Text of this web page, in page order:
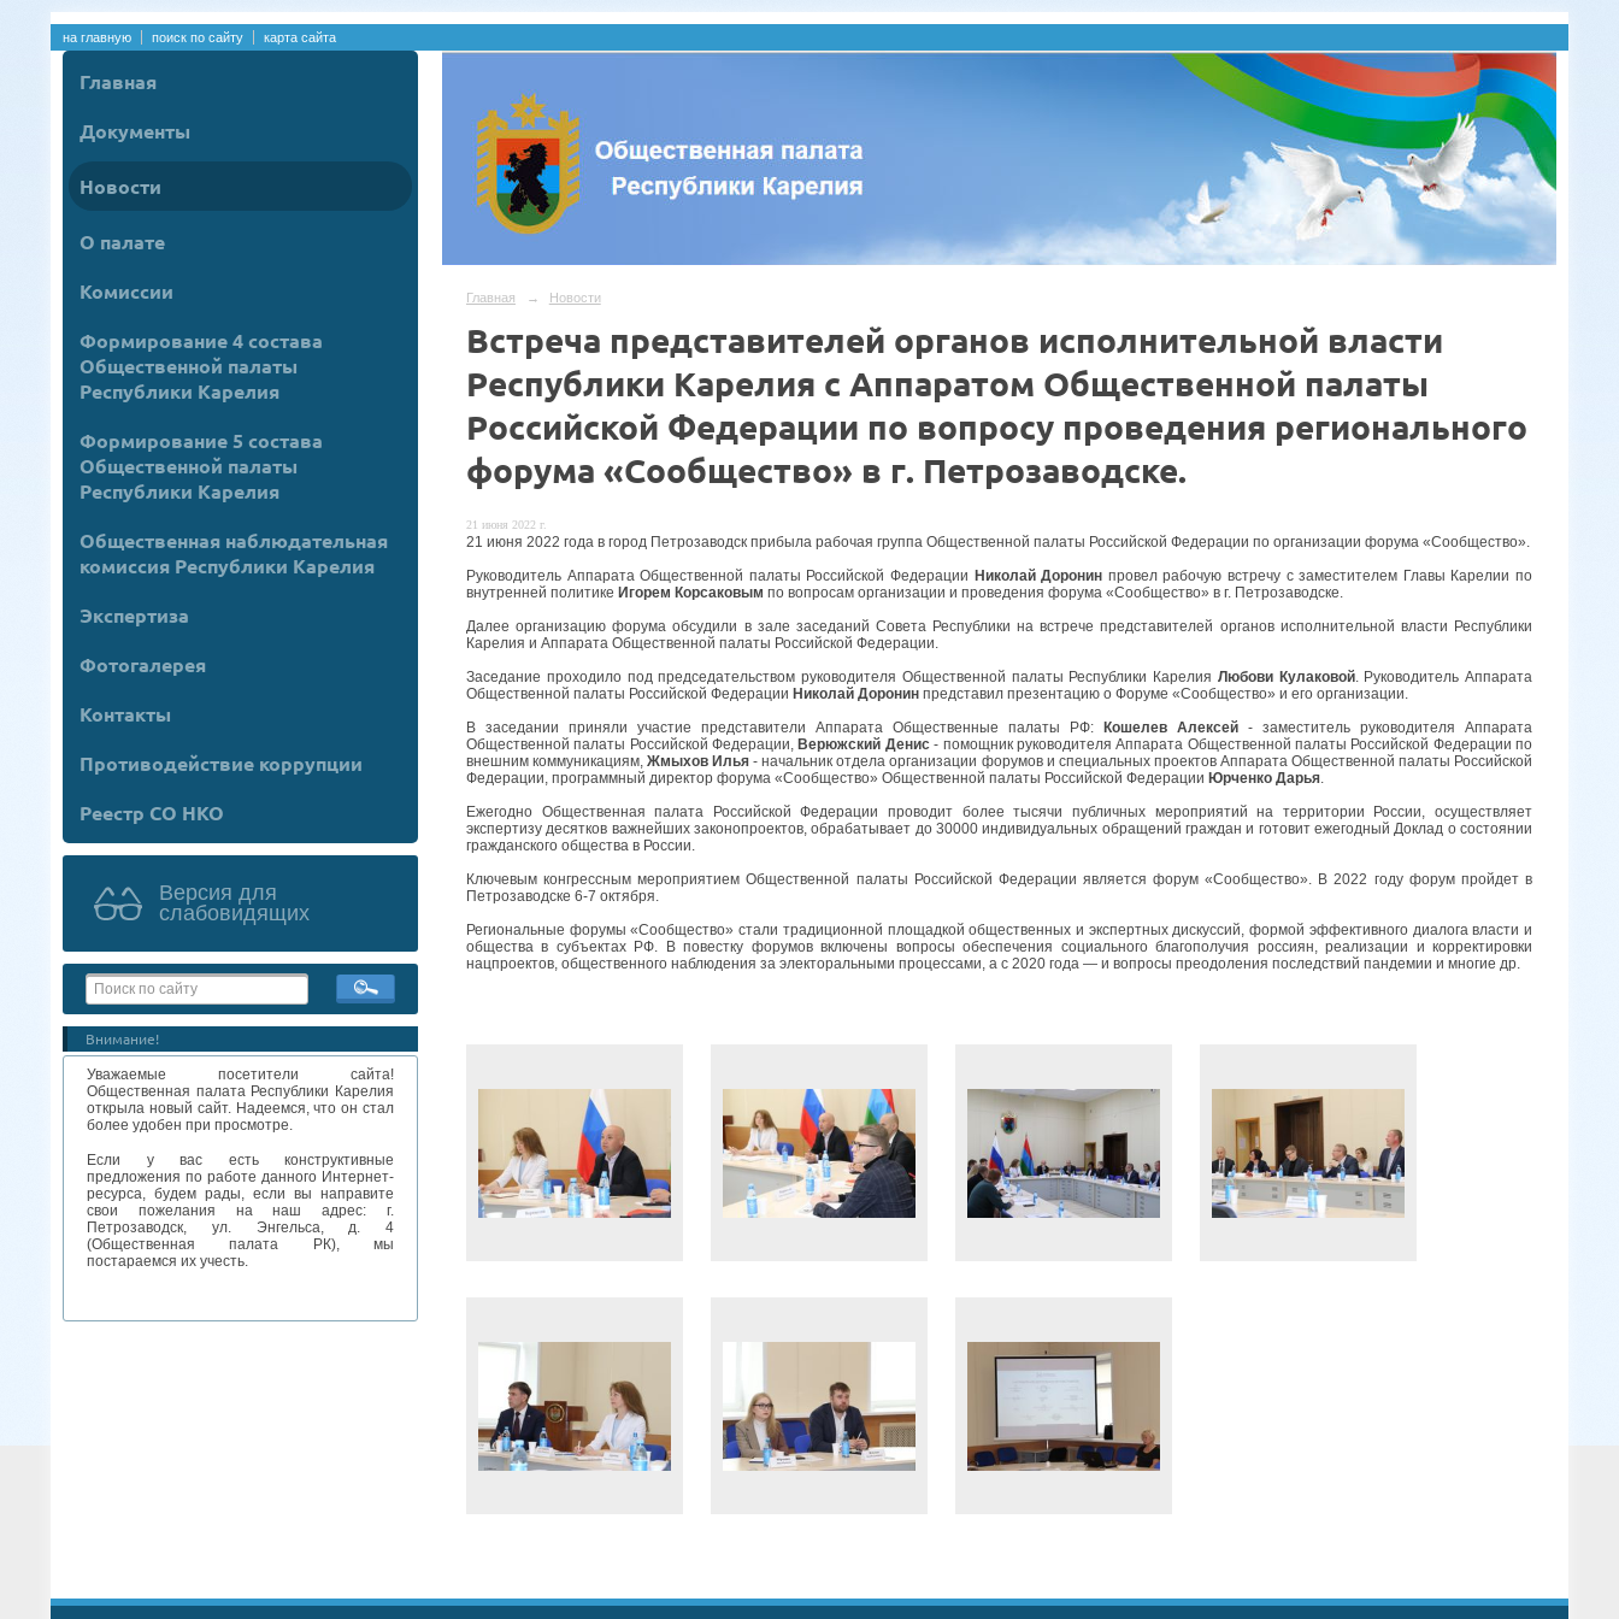
на главную поиск по сайту карта сайта
Главная
Документы
Новости
О палате
Комиссии
Формирование 4 состава
Общественной палаты
Республики Карелия
Формирование 5 состава
Общественной палаты
Республики Карелия
Общественная наблюдательная
комиссия Республики Карелия
Экспертиза
Фотогалерея
Контакты
Противодействие коррупции
Реестр СО НКО
Версия для
слабовидящих
Внимание!
Уважаемые посетители сайта!
Общественная палата Республики Карелия
открыла новый сайт. Надеемся, что он стал
более удобен при просмотре.
Если у вас есть конструктивные
предложения по работе данного Интернет-
ресурса, будем рады, если вы направите
свои пожелания на наш адрес: г.
Петрозаводск, ул. Энгельса, д. 4
(Общественная палата РК), мы
постараемся их учесть.
Главная → Новости
Встреча представителей органов исполнительной власти
Республики Карелия с Аппаратом Общественной палаты
Российской Федерации по вопросу проведения регионального
форума «Сообщество» в г. Петрозаводске.
21 июня 2022 г.
21 июня 2022 года в город Петрозаводск прибыла рабочая группа Общественной палаты Российской Федерации по организации форума «Сообщество».
Руководитель Аппарата Общественной палаты Российской Федерации Николай Доронин провел рабочую встречу с заместителем Главы Карелии по
внутренней политике Игорем Корсаковым по вопросам организации и проведения форума «Сообщество» в г. Петрозаводске.
Далее организацию форума обсудили в зале заседаний Совета Республики на встрече представителей органов исполнительной власти Республики
Карелия и Аппарата Общественной палаты Российской Федерации.
Заседание проходило под председательством руководителя Общественной палаты Республики Карелия Любови Кулаковой. Руководитель Аппарата
Общественной палаты Российской Федерации Николай Доронин представил презентацию о Форуме «Сообщество» и его организации.
В заседании приняли участие представители Аппарата Общественные палаты РФ: Кошелев Алексей - заместитель руководителя Аппарата
Общественной палаты Российской Федерации,Верюжский Денис- помощник руководителя Аппарата Общественной палаты Российской Федерации по
внешним коммуникациям,Жмыхов Илья - начальник отдела организации форумов и специальных проектов Аппарата Общественной палаты Российской
Федерации, программный директор форума «Сообщество» Общественной палаты Российской Федерации Юрченко Дарья
Ежегодно Общественная палата Российской Федерации проводит более тысячи публичных мероприятий на территории России, осуществляет
экспертизу десятков важнейших законопроектов, обрабатывает до 30000 индивидуальных обращений граждан и готовит ежегодный Доклад о состоянии
гражданского общества в России.
Ключевым конгрессным мероприятием Общественной палаты Российской Федерации является форум «Сообщество». В 2022 году форум пройдет в
Петрозаводске 6-7 октября.
Региональные форумы «Сообщество» стали традиционной площадкой общественных и экспертных дискуссий, формой эффективного диалога власти и
общества в субъектах РФ. В повестку форумов включены вопросы обеспечения социального благополучия россиян, реализации и корректировки
нацпроектов, общественного наблюдения за электоральными процессами, а с 2020 года — и вопросы преодоления последствий пандемии и многие др.